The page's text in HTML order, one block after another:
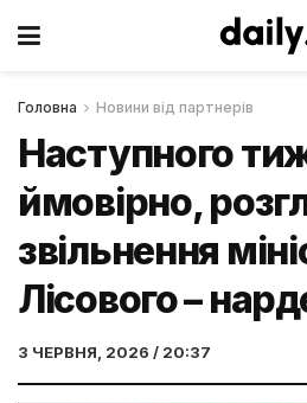
Головна Новини від партнерів
Наступного
ймовірно,
звільнення
Лісового –
3 ЧЕРВНЯ, 2026 / 20:37